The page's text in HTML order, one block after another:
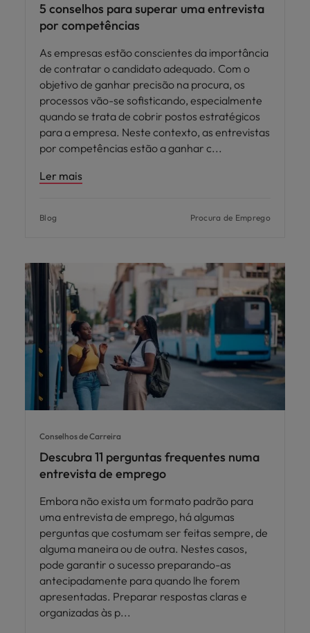
5 conselhos para superar uma entrevista
por competências
As empresas estão conscientes da importância
de contratar o candidato adequado. Com o
objetivo de ganhar precisão na procura, os
processos vão-se sofisticando, especialmente
quando se trata de cobrir postos estratégicos
para a empresa. Neste contexto, as entrevistas
por competências estão a ganhar c
Ler mais
Blog Procura de Emprego
Conselhos de Carreira
Descubra 11 perguntas frequentes numa
entrevista de emprego
Embora não exista um formato padrão para
uma entrevista de emprego, há algumas
perguntas que costumam ser feitas sempre, de
alguma maneira ou de outra. Nestes casos,
pode garantir o sucesso preparando-as
antecipadamente para quando lhe forem
apresentadas. Preparar respostas claras e
organizadas às p